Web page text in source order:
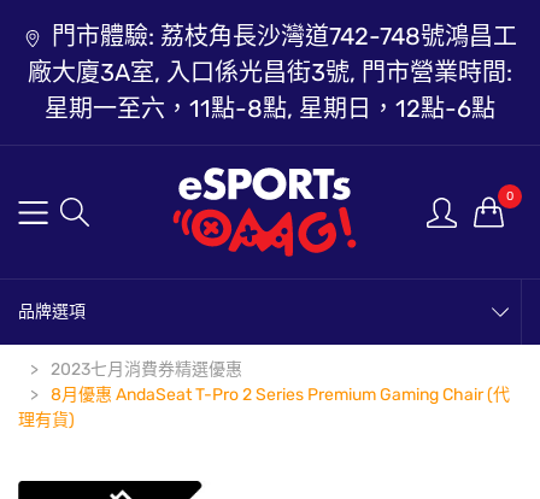
門市體驗: 荔枝角長沙灣道742-748號鴻昌工
廠大廈3A室, 入口係光昌街3號, 門市營業時間:
星期一至六，11點-8點, 星期日，12點-6點
0
品牌選項
2023七月消費券精選優惠
8月優惠 AndaSeat T-Pro 2 Series Premium Gaming Chair (代
理有貨)